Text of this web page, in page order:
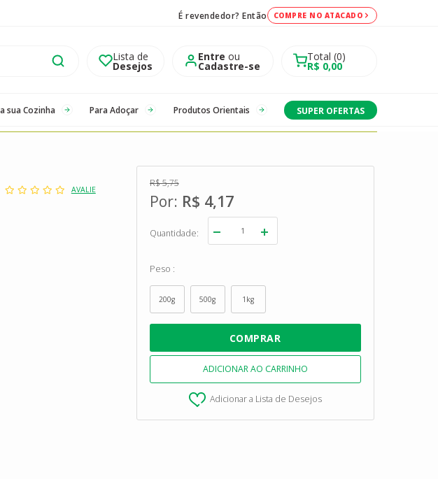
É revendedor? Então COMPRE NO ATACADO
Lista de
Desejos
Entre ou
Cadastre-se
Total 0
R$ 0,00
sua Cozinha Para Adoçar Produtos Orientais SUPER OFERTAS
AVALIE
R$ 5,75
R$ 4,17
Quantidade
Peso
200g 500g 1kg
Adicionar a Lista de Desejos